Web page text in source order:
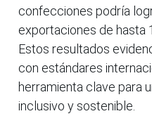
confecciones podría
exportaciones de hasta
Estos resultados
con estándares
herramienta clave para
inclusivo y sostenible.